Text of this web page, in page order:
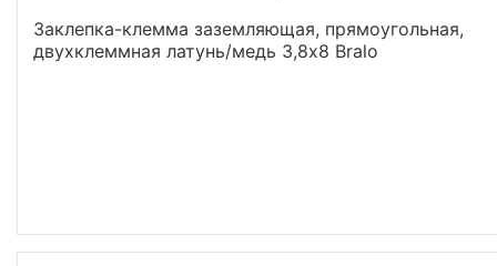
Заклепка-клемма заземляющая, прямоугольная,
двухклеммная латунь/медь 3,8х8 Bralo